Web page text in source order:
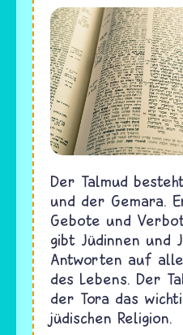
Der Talmud
und der Gemara.
Gebote und
gibt Jüdinnen und
Antworten auf
des Lebens. Der
der Tora das
jüdischen Religion.